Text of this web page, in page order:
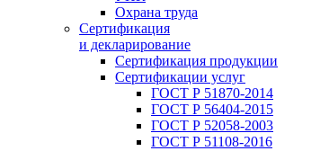
Охрана труда
Сертификация
и декларирование
Сертификация продукции
Сертификации услуг
ГОСТ Р 51870-2014
ГОСТ Р 56404-2015
ГОСТ Р 52058-2003
ГОСТ Р 51108-2016